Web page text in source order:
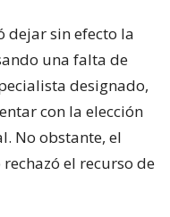
dejar sin efecto la
una falta de
designado,
con la elección
No obstante, el
el recurso de